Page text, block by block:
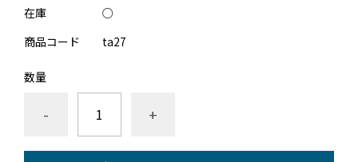
在庫
○
商品コード
ta27
数量
- +